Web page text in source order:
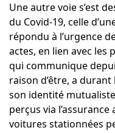
Une autre voie s’est
du Covid-19, celle
répondu à l’urgence
actes, en lien avec les
qui communique
raison d’être, a
son identité
perçus via
voitures stationnées